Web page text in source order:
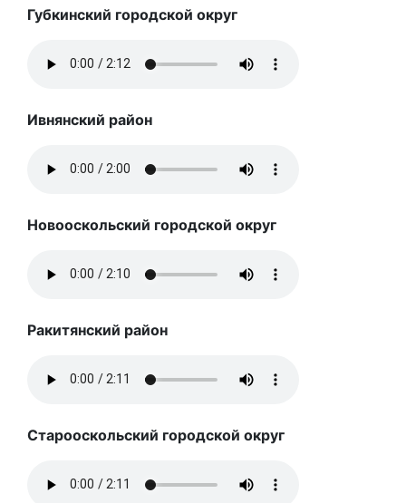
Губкинский городской округ
Ивнянский район
Новооскольский городской округ
Ракитянский район
Старооскольский городской округ